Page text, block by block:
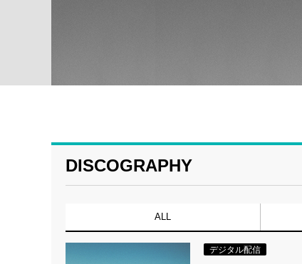
DISCOGRAPHY
ALL
デジタル配信